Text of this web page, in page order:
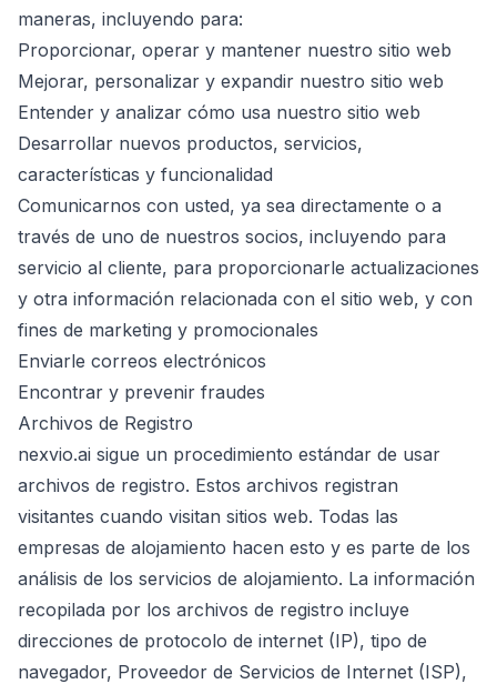
maneras, incluyendo para:
Proporcionar, operar y mantener nuestro sitio web
Mejorar, personalizar y expandir nuestro sitio web
Entender y analizar cómo usa nuestro sitio web
Desarrollar nuevos productos, servicios,
características y funcionalidad
Comunicarnos con usted, ya sea directamente o a
través de uno de nuestros socios, incluyendo para
servicio al cliente, para proporcionarle actualizaciones
y otra información relacionada con el sitio web, y con
fines de marketing y promocionales
Enviarle correos electrónicos
Encontrar y prevenir fraudes
Archivos de Registro
nexvio.ai sigue un procedimiento estándar de usar
archivos de registro. Estos archivos registran
visitantes cuando visitan sitios web. Todas las
empresas de alojamiento hacen esto y es parte de los
análisis de los servicios de alojamiento. La información
recopilada por los archivos de registro incluye
direcciones de protocolo de internet (IP), tipo de
navegador, Proveedor de Servicios de Internet (ISP),